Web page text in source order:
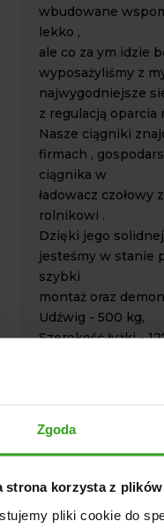
Zgoda
strona korzysta z
pliki cookie do
wbudowane
lekko ,
ale co za ym idzie
wyposażyliśmy z
najwygodniejsze
z regulacją oparcia
Nasze ciągniki
firmach ,
ciągnika w
ładowacz
rolnikowi .
Dzięki jego
jesteśmy w stanie
szybki
montaż oraz
Udźwig - 500 kg,
Szerokość łyżki -
naszego ciągnika
przeznaczonym do
działający już przy
samego